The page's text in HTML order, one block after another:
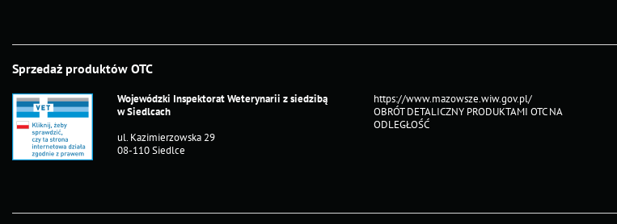
Sprzedaż produktów OTC
Wojewódzki Inspektorat Weterynarii z siedzibą
w Siedlcach
ul. Kazimierzowska 29
08-110 Siedlce
https://www.mazowsze.wiw.gov.pl/
OBRÓT DETALICZNY PRODUKTAMI OTC NA
ODLEGŁOŚĆ